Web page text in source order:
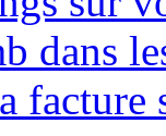
dans
facture